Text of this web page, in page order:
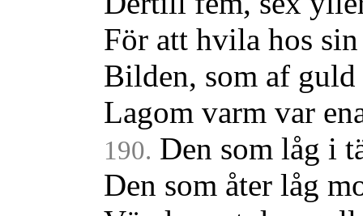
För att hvila hos
Bilden, som af
Lagom varm var
190. Den som låg i
Den som åter låg